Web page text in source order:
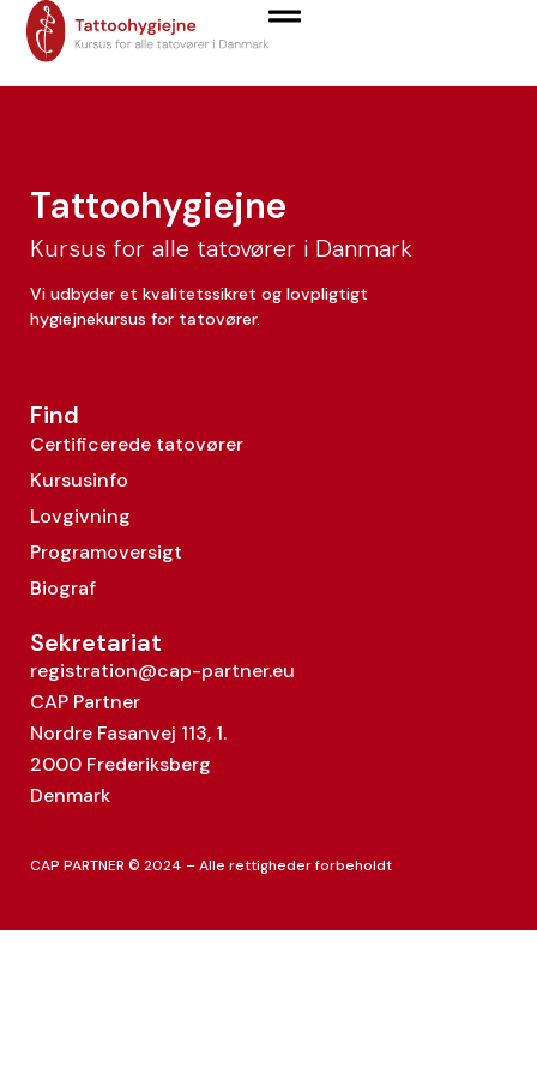
Christian Haycock
Tattoohygiejne
Kursus for alle tatovører i Danmark
Vi udbyder et kvalitetssikret og lovpligtigt
hygiejnekursus for tatovører.
Find
Certificerede tatovører
Kursusinfo
Lovgivning
Programoversigt
Biograf
Sekretariat
registration@cap-partner.eu
CAP Partner
Nordre Fasanvej 113, 1.
2000 Frederiksberg
Denmark
CAP PARTNER © 2024 – Alle rettigheder forbeholdt